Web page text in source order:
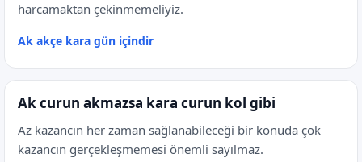
harcamaktan çekinmemeliyiz.
Ak akçe kara gün içindir
Ak curun akmazsa kara curun kol gibi
Az kazancın her zaman sağlanabileceği bir konuda çok
kazancın gerçekleşmemesi önemli sayılmaz.